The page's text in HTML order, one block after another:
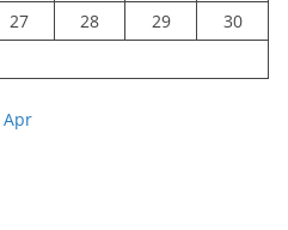
27 28 29
30
Apr